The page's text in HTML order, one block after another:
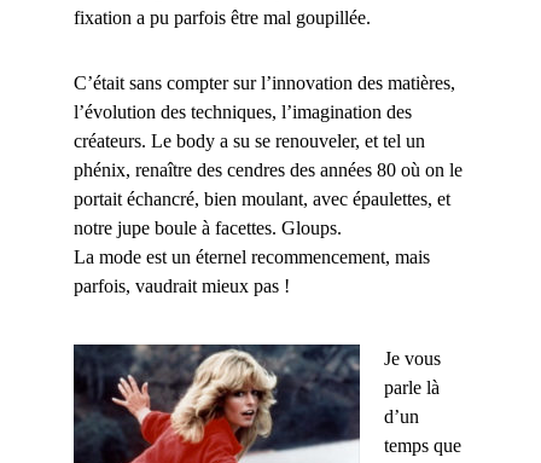
fixation a pu parfois être mal goupillée.
C’était sans compter sur l’innovation des matières,
l’évolution des techniques, l’imagination des
créateurs. Le body a su se renouveler, et tel un
phénix, renaître des cendres des années 80 où on le
portait échancré, bien moulant, avec épaulettes, et
notre jupe boule à facettes. Gloups.
La mode est un éternel recommencement, mais
parfois, vaudrait mieux pas !
Je vous
parle là
d’un
temps que